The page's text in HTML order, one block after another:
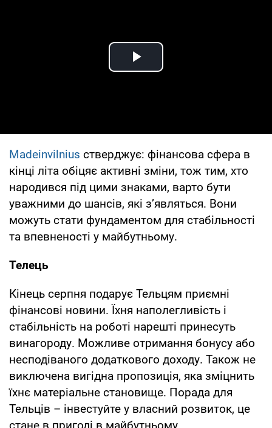
Play Video
Madeinvilnius стверджує: фінансова сфера в
кінці літа обіцяє активні зміни, тож тим, хто
народився під цими знаками, варто бути
уважними до шансів, які з’являться. Вони
можуть стати фундаментом для стабільності
та впевненості у майбутньому.
Телець
Кінець серпня подарує Тельцям приємні
фінансові новини. Їхня наполегливість і
стабільність на роботі нарешті принесуть
винагороду. Можливе отримання бонусу або
несподіваного додаткового доходу. Також не
виключена вигідна пропозиція, яка зміцнить
їхнє матеріальне становище. Порада для
Тельців – інвестуйте у власний розвиток, це
стане в пригоді в майбутньому.